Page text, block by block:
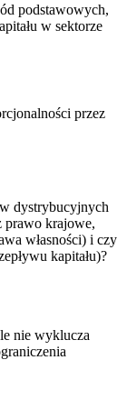
podstawowych,
w sektorze
przez
dystrybucyjnych
prawo krajowe,
własności) i czy
kapitału)?
nie wyklucza